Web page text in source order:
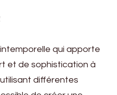
qui apporte
et de sophistication à
utilisant différentes